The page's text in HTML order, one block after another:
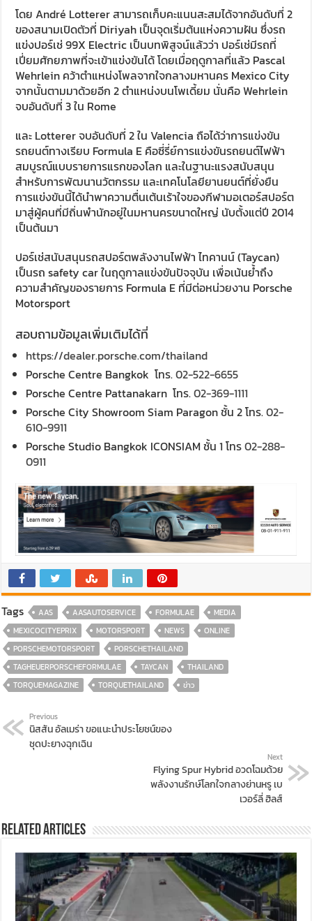
โดย André Lotterer สามารถเก็บคะแนนสะสมได้จากอันดับที่ 2
ของสนามเปิดตัวที่ Diriyah เป็นจุดเริ่มต้นแห่งความฝัน ซึ่งรถ
แข่งปอร์เช่ 99X Electric เป็นบทพิสูจน์แล้วว่า ปอร์เช่มีรถที่
เปี่ยมศักยภาพที่จะเข้าแข่งขันได้ โดยเมื่อฤดูกาลที่แล้ว Pascal
Wehrlein คว้าตำแหน่งโพลจากใจกลางมหานคร Mexico City
จากนั้นตามมาด้วยอีก 2 ตำแหน่งบนโพเดี้ยม นั่นคือ Wehrlein
จบอันดับที่ 3 ใน Rome
และ Lotterer จบอันดับที่ 2 ใน Valencia ถือได้ว่าการแข่งขัน
รถยนต์ทางเรียบ Formula E คือซี่รี่ย์การแข่งขันรถยนต์ไฟฟ้า
สมบูรณ์แบบรายการแรกของโลก และในฐานะแรงสนับสนุน
สำหรับการพัฒนานวัตกรรม และเทคโนโลยียานยนต์ที่ยั่งยืน
การแข่งขันนี้ได้นำพาความตื่นเต้นเร้าใจของกีฬามอเตอร์สปอร์ต
มาสู่ผู้คนที่มีถิ่นพำนักอยู่ในมหานครขนาดใหญ่ นับตั้งแต่ปี 2014
เป็นต้นมา
ปอร์เช่สนับสนุนรถสปอร์ตพลังงานไฟฟ้า ไทคานน์ (Taycan)
เป็นรถ safety car ในฤดูกาลแข่งขันปัจจุบัน เพื่อเน้นย้ำถึง
ความสำคัญของรายการ Formula E ที่มีต่อหน่วยงาน Porsche
Motorsport
สอบถามข้อมูลเพิ่มเติมได้ที่
https://dealer.porsche.com/thailand
Porsche Centre Bangkok โทร.02-522-6655
Porsche Centre Pattanakarn โทร.02-369-1111
Porsche City Showroom Siam Paragon ชั้น 2 โทร.02-
610-9911
Porsche Studio Bangkok ICONSIAM ชั้น 1 โทร02-288-
0911
Tags AAS AASAUTOSERVICE FORMULAE
MEDIA
MEXICOCITYEPRIX
MOTORSPORT NEWS
ONLINE
PORSCHEMOTORSPORT
PORSCHETHAILAND
TAGHEUERPORSCHEFORMULAE
TAYCAN
THAILAND
TORQUEMAGAZINE
TORQUETHAILAND ข่าว
Previous
นิสสัน อัลเมร่า ขอแนะนำประโยชน์ของ
ชุดปะยางฉุกเฉิน
Next
Flying Spur Hybrid อวดโฉมด้วย
พลังงานรักษ์โลกใจกลางย่านหรู เบ
เวอร์ลี่ ฮิลส์
Related Articles